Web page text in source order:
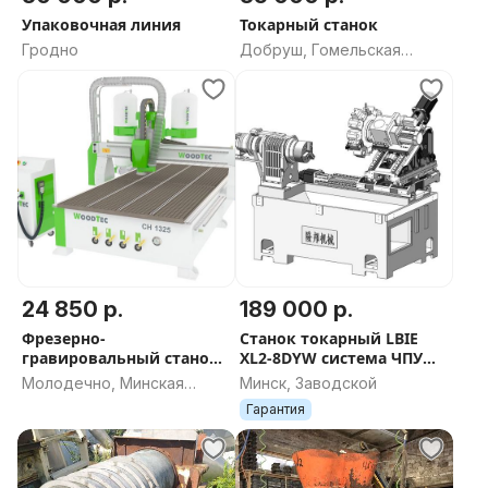
Готов к работе сразу после покупки
Документы:
Полный пакет документов (паспорт станка,
инструкция на немецком/русском)
Сертификаты соответствия, гарантийные талоны
Производитель: Format 4 (Австрия)
Модель: Tempora F600 60.06EL
Тип: односторонний автоматический
кромкооблицовочный
Упаковочная линия
Гродно
Токарный станок
Добруш, Гомельская
24 850 р.
Фрезерно-
гравировальный станок
ЧПУ WoodTec H1325
Молодечно, Минская
189 000 р.
Станок токарный LBIE
XL2-8DYW система ЧПУ
SYNTEC
Минск, Заводской
Гарантия